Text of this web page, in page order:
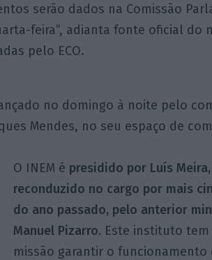
serão dados na Comissão
feira”, adianta fonte oficial do
pelo ECO.
no domingo à noite pelo
Mendes, no seu espaço de
O INEM é presidido por Luís
reconduzido no cargo por mais
do ano passado, pelo anterior
Manuel Pizarro. Este instituto
missão garantir o funcionamento